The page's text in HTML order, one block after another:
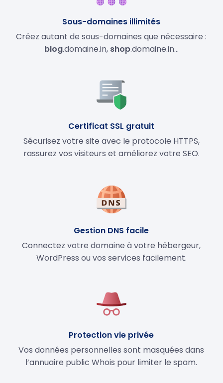
Sous-domaines illimités
Créez autant de sous-domaines que nécessaire :
blog.domaine.in, shop.domaine.in…
Certificat SSL gratuit
Sécurisez votre site avec le protocole HTTPS,
rassurez vos visiteurs et améliorez votre SEO.
Gestion DNS facile
Connectez votre domaine à votre hébergeur,
WordPress ou vos services facilement.
Protection vie privée
Vos données personnelles sont masquées dans
l’annuaire public Whois pour limiter le spam.